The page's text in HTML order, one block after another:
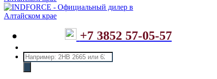
+7 3852 57-05-57
Поиск
товаров